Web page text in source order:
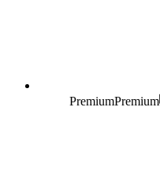
PremiumPremium